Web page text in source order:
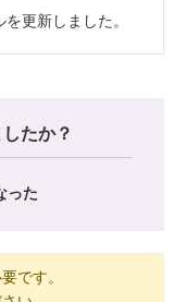
更新しました。
たか？
った
です。